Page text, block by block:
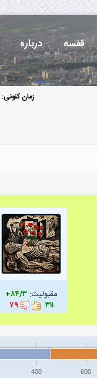
قفسه درباره
زمان کنونی:
مقبولیت:۸۴/۳+
۳۱۱
۷۹
400 600